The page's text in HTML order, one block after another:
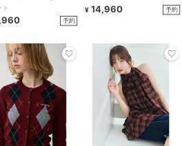
予約
¥ 14,960 予約